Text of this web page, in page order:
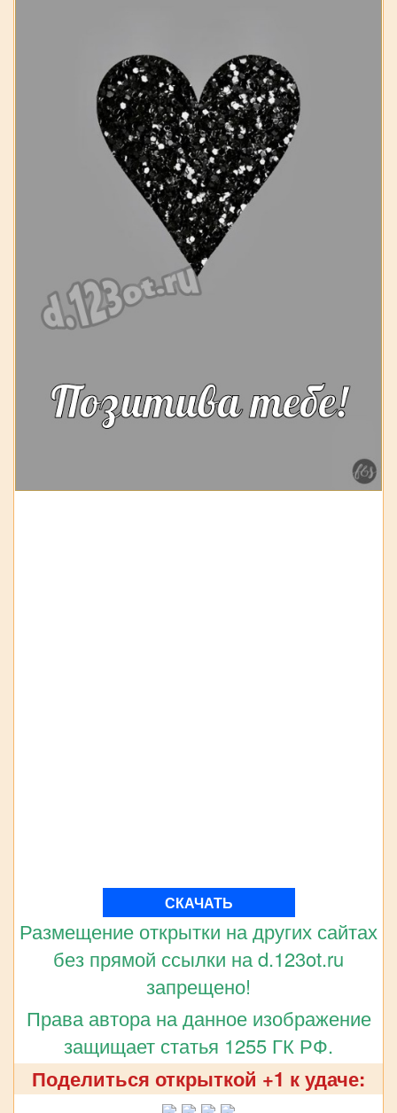
СКАЧАТЬ
Размещение открытки на других сайтах
без прямой ссылки на d.123ot.ru
запрещено!
Права автора на данное изображение
защищает статья 1255 ГК РФ.
Поделиться открыткой +1 к удаче: